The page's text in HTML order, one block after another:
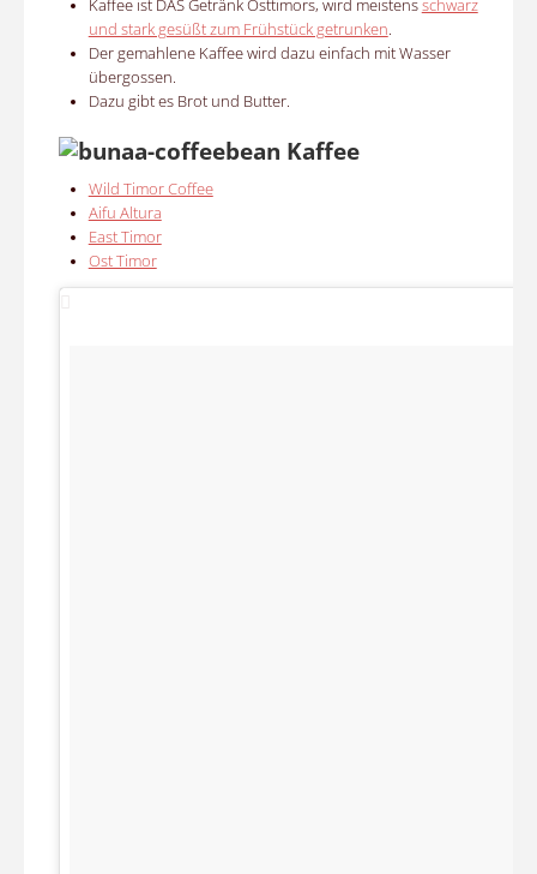
Kaffee ist DAS Getränk Osttimors, wird meistensschwarz
und stark gesüßt zum Frühstück getrunken.
Der gemahlene Kaffee wird dazu einfach mit Wasser
übergossen.
Dazu gibt es Brot und Butter.
Kaffee
Wild Timor Coffee
Aifu Altura
East Timor
Ost Timor